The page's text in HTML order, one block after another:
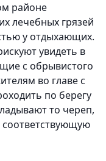
районе
лечебных грязей
у отдыхающих.
увидеть в
с обрывистого
во главе с
по берегу
то череп,
соответствующую